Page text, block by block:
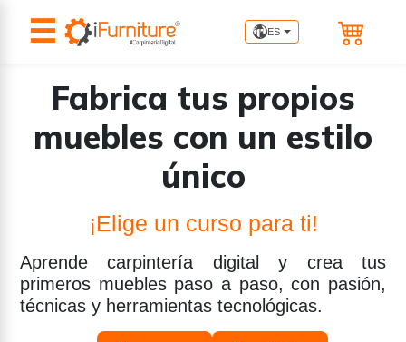
☰ ES
Fabrica tus propios
muebles con un estilo
único
¡Elige un curso para ti!
Aprende carpintería digital y crea tus
primeros muebles paso a paso, con pasión,
técnicas y herramientas tecnológicas.